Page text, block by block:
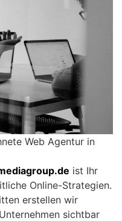
Web Agentur in
ist Ihr
Online-Strategien.
erstellen wir
sichtbar